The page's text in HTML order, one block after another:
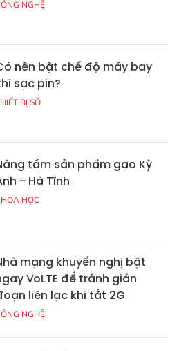
NGHỆ
nên bật chế độ máy bay
sạc pin?
BỊ SỐ
tầm sản phẩm gạo Kỳ
- Hà Tĩnh
HỌC
mạng khuyến nghị bật
VoLTE để tránh gián
liên lạc khi tắt 2G
NGHỆ